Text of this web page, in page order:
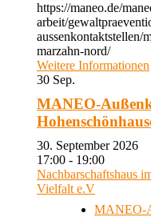
https://maneo.de/
arbeit/
aussenkontaktstellen/
marzahn-nord/
Weitere Informationen
30 Sep.
MANEO-
30. September 2026
17:00 - 19:00
Nachbarschaftshaus
Vielfalt e.V
MANEO-